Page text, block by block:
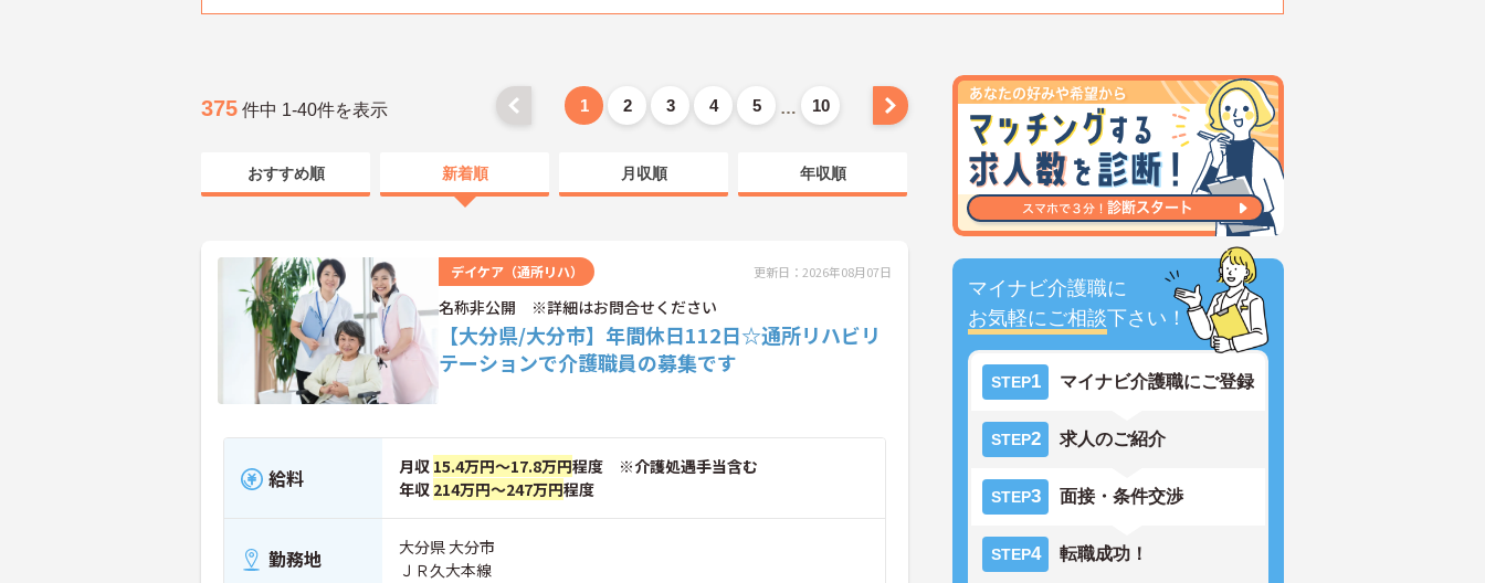
マイナビ介護職に
お気軽にご相談下さい！
STEP1 マイナビ介護職にご登録
STEP2 求人のご紹介
STEP3 面接・条件交渉
STEP4 転職成功！
375 件中 1-40件を表示 1 2 3 4 5 … 10
おすすめ順 新着順 月収順 年収順
デイケア（通所リハ） 更新日：2026年08月07日
名称非公開 ※詳細はお問合せください
【大分県/大分市】年間休日112日☆通所リハビリ
テーションで介護職員の募集です
給料 月収 15.4万円～17.8万円程度 ※介護処遇手当含む
年収 214万円～247万円程度
勤務地
大分県 大分市
ＪＲ久大本線